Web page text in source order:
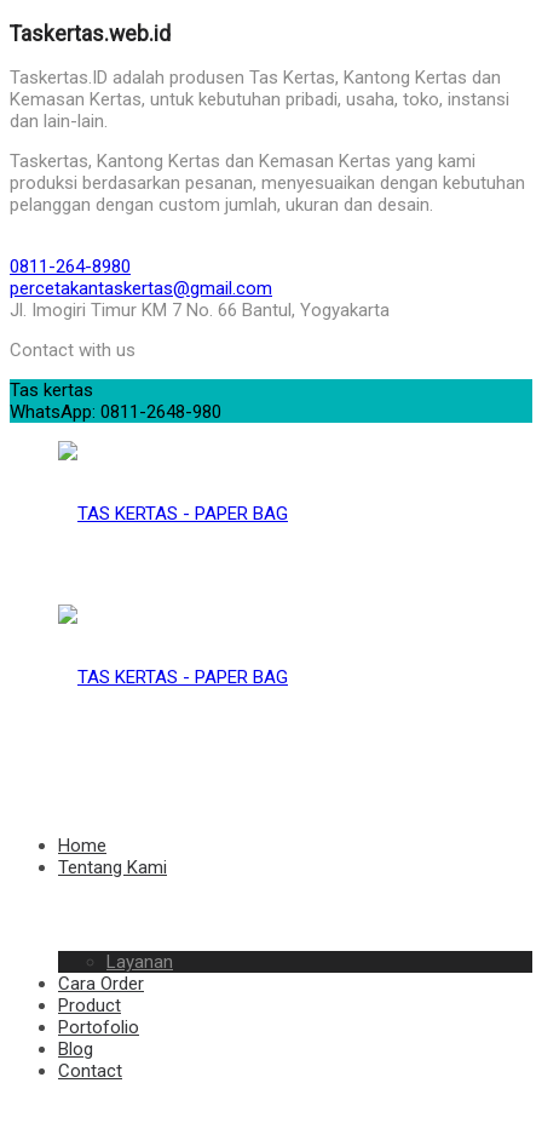
Taskertas.web.id
Taskertas.ID adalah produsen Tas Kertas, Kantong Kertas dan
Kemasan Kertas, untuk kebutuhan pribadi, usaha, toko, instansi
dan lain-lain.
Taskertas, Kantong Kertas dan Kemasan Kertas yang kami
produksi berdasarkan pesanan, menyesuaikan dengan kebutuhan
pelanggan dengan custom jumlah, ukuran dan desain.
0811-264-8980
percetakantaskertas@gmail.com
Jl. Imogiri Timur KM 7 No. 66 Bantul, Yogyakarta
Contact with us
Tas kertas
WhatsApp: 0811-2648-980
–
KERTAS
Home
Tentang Kami
Layanan
Cara Order
Product
Portofolio
Blog
Contact